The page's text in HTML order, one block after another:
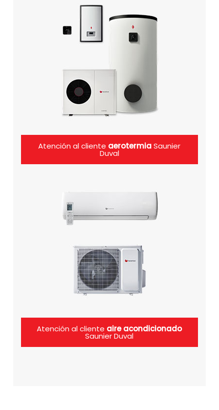
Atención al cliente aerotermiaSaunier
Duval
Atención al cliente aire acondicionado
Saunier Duval